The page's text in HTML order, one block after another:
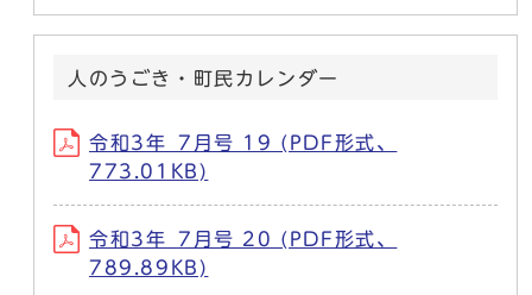
人のうごき・町民カレンダー
令和3年_7月号 19 (PDF形式、
773.01KB)
令和3年_7月号 20 (PDF形式、
789.89KB)